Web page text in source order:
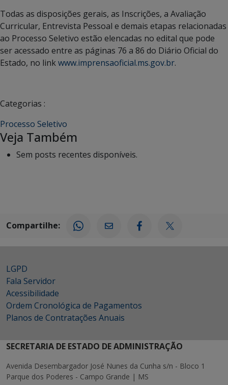
Todas as disposições gerais, as Inscrições, a Avaliação
Curricular, Entrevista Pessoal e demais etapas relacionadas
ao Processo Seletivo estão elencadas no edital que pode
ser acessado entre as páginas 76 a 86 do Diário Oficial do
Estado, no linkwww.imprensaoficial.ms.gov.br.
Categorias :
Processo Seletivo
Veja Também
Sem posts recentes disponíveis.
Compartilhe:
LGPD
Fala Servidor
Acessibilidade
Ordem Cronológica de Pagamentos
Planos de Contratações Anuais
SECRETARIA DE ESTADO DE ADMINISTRAÇÃO
Avenida Desembargador José Nunes da Cunha s/n - Bloco 1
Parque dos Poderes - Campo Grande | MS